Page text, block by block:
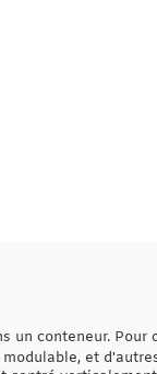
un conteneur. Pour
et